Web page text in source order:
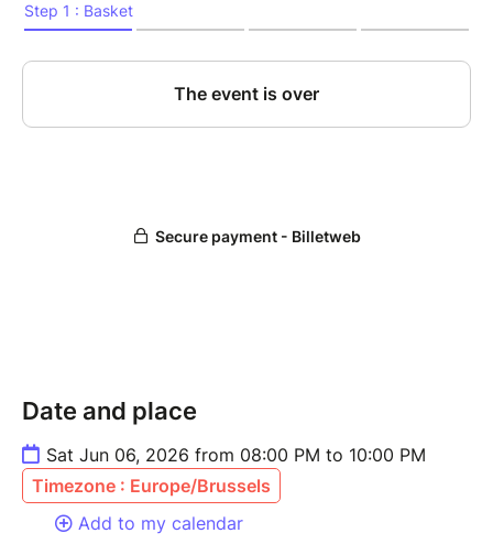
Date and place
Sat Jun 06, 2026 from 08:00 PM to 10:00 PM
Timezone : Europe/Brussels
Add to my calendar